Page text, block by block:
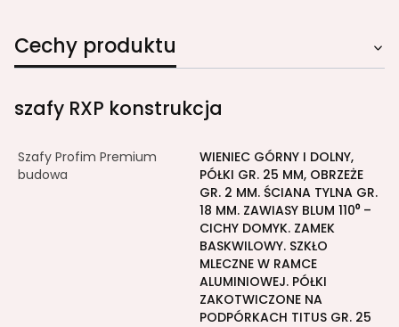
Cechy produktu
szafy RXP konstrukcja
Szafy Profim Premium
budowa
WIENIEC GÓRNY I DOLNY,
PÓŁKI GR. 25 MM, OBRZEŻE
GR. 2 MM. ŚCIANA TYLNA GR.
18 MM. ZAWIASY BLUM 110⁰ –
CICHY DOMYK. ZAMEK
BASKWILOWY. SZKŁO
MLECZNE W RAMCE
ALUMINIOWEJ. PÓŁKI
ZAKOTWICZONE NA
PODPÓRKACH TITUS GR. 25